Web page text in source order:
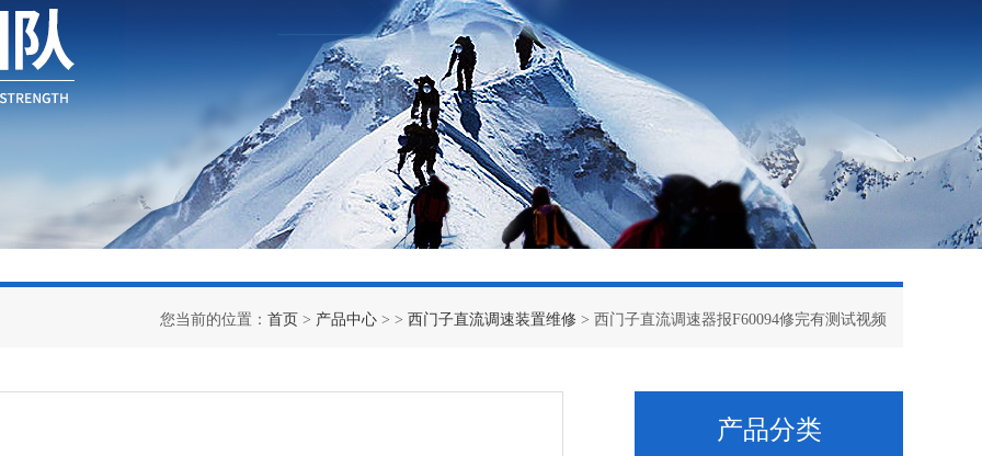
您当前的位置： 首页 > 产品中心 > > 西门子直流调速装置维修 > 西门子直流调速器报F60094修完有测试视频
产品分类